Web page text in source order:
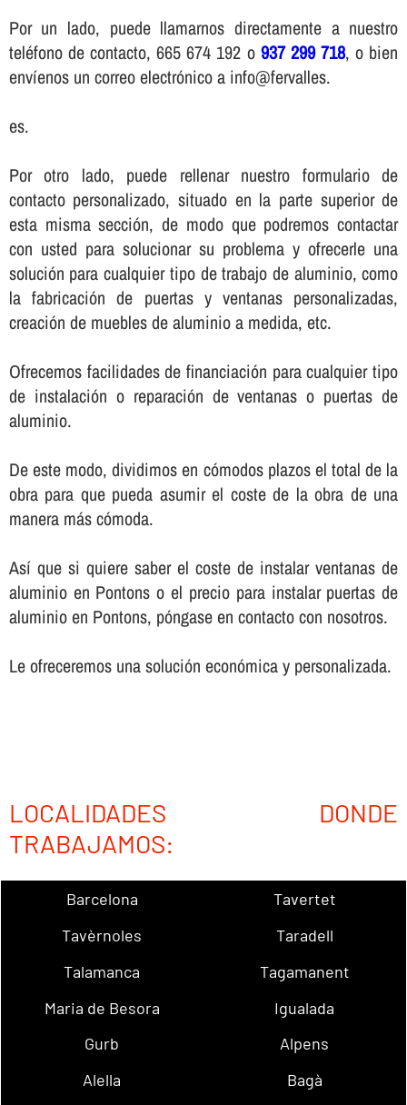
Por un lado, puede llamarnos directamente a nuestro
teléfono de contacto, 665 674 192 o 937 299 718, o bien
enví­enos un correo electrónico a info@fervalles.
es.
Por otro lado, puede rellenar nuestro formulario de
contacto personalizado, situado en la parte superior de
esta misma sección, de modo que podremos contactar
con usted para solucionar su problema y ofrecerle una
solución para cualquier tipo de trabajo de aluminio, como
la fabricación de puertas y ventanas personalizadas,
creación de muebles de aluminio a medida, etc.
Ofrecemos facilidades de financiación para cualquier tipo
de instalación o reparación de ventanas o puertas de
aluminio.
De este modo, dividimos en cómodos plazos el total de la
obra para que pueda asumir el coste de la obra de una
manera más cómoda.
Así­ que si quiere saber el coste de instalar ventanas de
aluminio en Pontons o el precio para instalar puertas de
aluminio en Pontons, póngase en contacto con nosotros.
Le ofreceremos una solución económica y personalizada.
LOCALIDADES DONDE
TRABAJAMOS:
Barcelona
Tavertet
Tavèrnoles
Taradell
Talamanca
Tagamanent
Maria de Besora
Igualada
Gurb
Alpens
Alella
Bagà